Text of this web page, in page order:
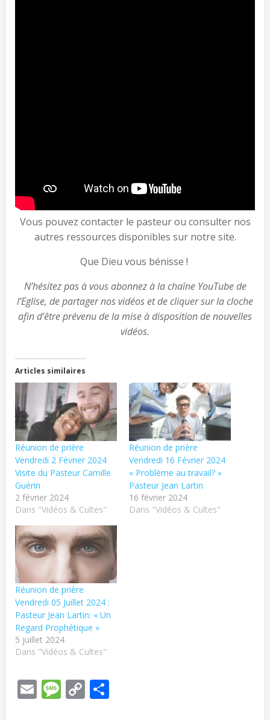
Vous pouvez contacter le pasteur ou consulter nos
autres ressources disponibles sur notre site.
Que Dieu vous bénisse !
N’hésitez pas à vous abonnez à la chaîne YouTube de
l’Eglise, de partager nos vidéos et de cliquer sur la cloche
afin d’être prévenu de la mise à disposition de nouvelles
vidéos.
Articles similaires
Réunion de prière
Vendredi 2 Février 2024
Visite du Pasteur Camille
Guérin
2 février 2024
Dans "Vidéos & Cultes"
Réunion de prière
Vendredi 16 Février 2024
« Problème au travail? »
Pasteur Jean Lartin
16 février 2024
Dans "Vidéos & Cultes"
Réunion de prière
Vendredi 05 Juillet 2024 :
Pasteur Jean Lartin: « Un
Regard Prophétique »
5 juillet 2024
Dans "Vidéos & Cultes"
EmailMessage
Copy
Link